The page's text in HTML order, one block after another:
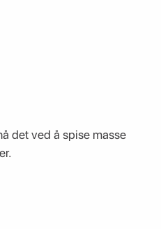
det ved å spise masse